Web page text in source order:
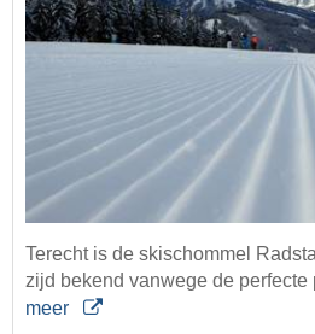
Terecht is de skischommel
zijd bekend vanwege de
meer